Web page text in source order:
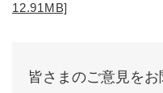
12.91MB]
皆さまのご意見を